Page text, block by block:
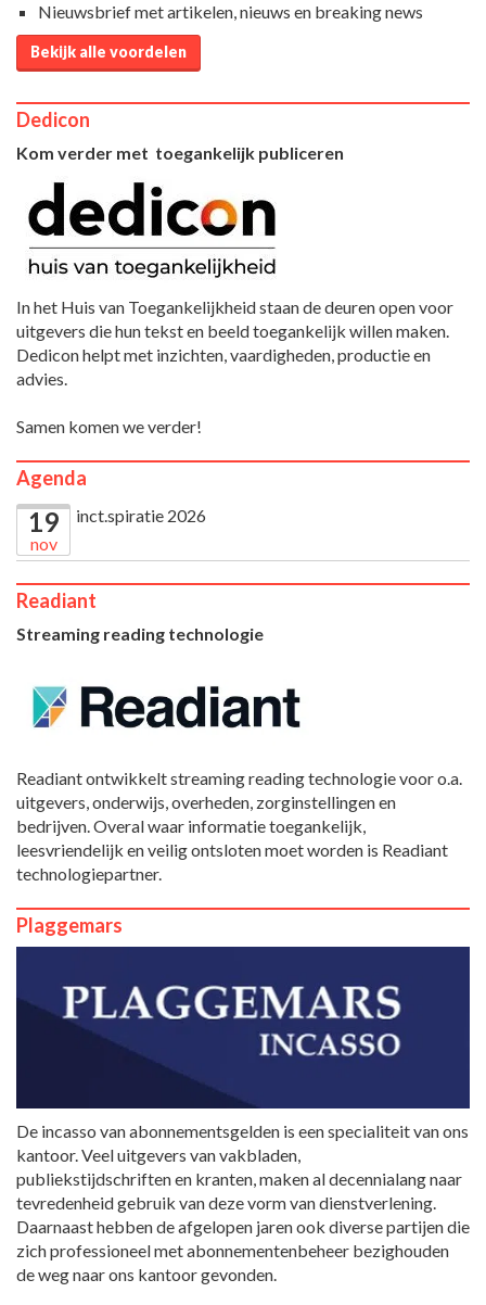
Nieuwsbrief met artikelen, nieuws en breaking news
Bekijk alle voordelen
Dedicon
Kom verder met toegankelijk publiceren
In het Huis van Toegankelijkheid staan de deuren open voor
uitgevers die hun tekst en beeld toegankelijk willen maken.
Dedicon helpt met inzichten, vaardigheden, productie en
advies.
Samen komen we verder!
Agenda
19
nov
inct.spiratie 2026
Readiant
Streaming reading technologie
Readiant ontwikkelt streaming reading technologie voor o.a.
uitgevers, onderwijs, overheden, zorginstellingen en
bedrijven. Overal waar informatie toegankelijk,
leesvriendelijk en veilig ontsloten moet worden is Readiant
technologiepartner.
Plaggemars
De incasso van abonnementsgelden is een specialiteit van ons
kantoor. Veel uitgevers van vakbladen,
publiekstijdschriften en kranten, maken al decennialang naar
tevredenheid gebruik van deze vorm van dienstverlening.
Daarnaast hebben de afgelopen jaren ook diverse partijen die
zich professioneel met abonnementenbeheer bezighouden
de weg naar ons kantoor gevonden.